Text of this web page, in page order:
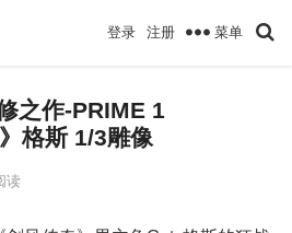
登录 注册 菜单
之作-PRIME 1
格斯 1/3雕像
读